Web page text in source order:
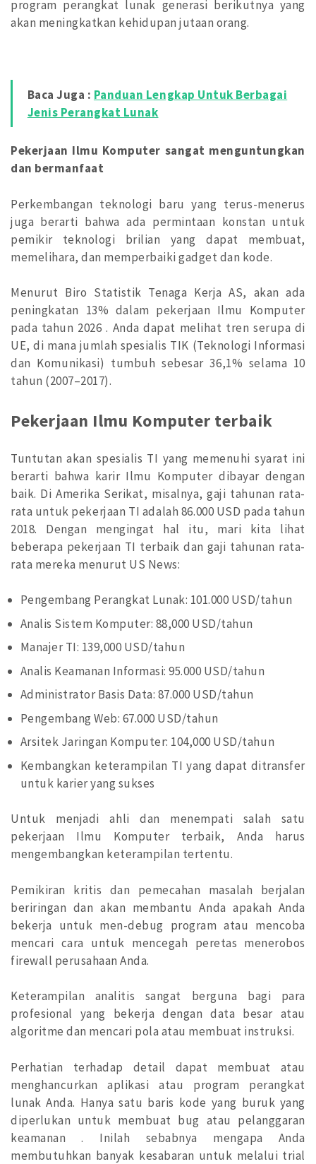
program perangkat lunak generasi berikutnya yang
akan meningkatkan kehidupan jutaan orang.
Baca Juga : Panduan Lengkap Untuk Berbagai
Jenis Perangkat Lunak
Pekerjaan Ilmu Komputer sangat menguntungkan
dan bermanfaat
Perkembangan teknologi baru yang terus-menerus
juga berarti bahwa ada permintaan konstan untuk
pemikir teknologi brilian yang dapat membuat,
memelihara, dan memperbaiki gadget dan kode.
Menurut Biro Statistik Tenaga Kerja AS, akan ada
peningkatan 13% dalam pekerjaan Ilmu Komputer
pada tahun 2026 . Anda dapat melihat tren serupa di
UE, di mana jumlah spesialis TIK (Teknologi Informasi
dan Komunikasi) tumbuh sebesar 36,1% selama 10
tahun (2007–2017).
Pekerjaan Ilmu Komputer terbaik
Tuntutan akan spesialis TI yang memenuhi syarat ini
berarti bahwa karir Ilmu Komputer dibayar dengan
baik. Di Amerika Serikat, misalnya, gaji tahunan rata-
rata untuk pekerjaan TI adalah 86.000 USD pada tahun
2018. Dengan mengingat hal itu, mari kita lihat
beberapa pekerjaan TI terbaik dan gaji tahunan rata-
rata mereka menurut US News:
Pengembang Perangkat Lunak: 101.000 USD/tahun
Analis Sistem Komputer: 88,000 USD/tahun
Manajer TI: 139,000 USD/tahun
Analis Keamanan Informasi: 95.000 USD/tahun
Administrator Basis Data: 87.000 USD/tahun
Pengembang Web: 67.000 USD/tahun
Arsitek Jaringan Komputer: 104,000 USD/tahun
Kembangkan keterampilan TI yang dapat ditransfer
untuk karier yang sukses
Untuk menjadi ahli dan menempati salah satu
pekerjaan Ilmu Komputer terbaik, Anda harus
mengembangkan keterampilan tertentu.
Pemikiran kritis dan pemecahan masalah berjalan
beriringan dan akan membantu Anda apakah Anda
bekerja untuk men-debug program atau mencoba
mencari cara untuk mencegah peretas menerobos
firewall perusahaan Anda.
Keterampilan analitis sangat berguna bagi para
profesional yang bekerja dengan data besar atau
algoritme dan mencari pola atau membuat instruksi.
Perhatian terhadap detail dapat membuat atau
menghancurkan aplikasi atau program perangkat
lunak Anda. Hanya satu baris kode yang buruk yang
diperlukan untuk membuat bug atau pelanggaran
keamanan . Inilah sebabnya mengapa Anda
membutuhkan banyak kesabaran untuk melalui trial